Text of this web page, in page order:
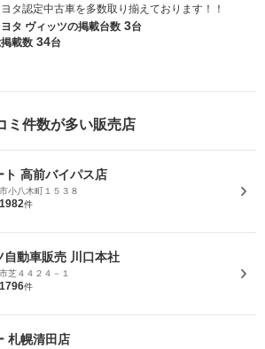
ヨタ認定中古車を多数取り揃えております！！
ヨタ ヴィッツの掲載台数 3台
載数 34台
ミ件数が多い販売店
ト 高前バイパス店
小八木町１５３８
1982件
自動車販売 川口本社
芝４４２４－１
1796件
札幌清田店